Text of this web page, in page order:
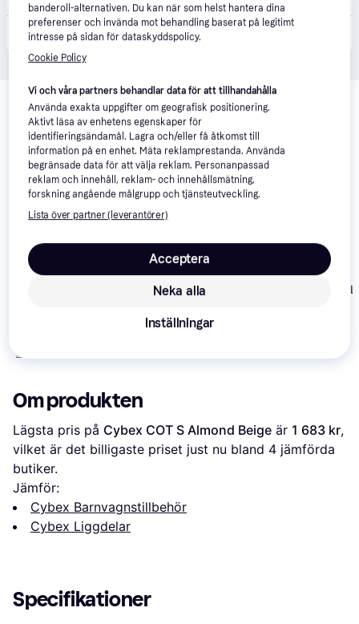
Relaterade produkter
Vi har plockat fram ett urval av produkter som kanske skulle
intressera dig. Visa alla
Trendande
Från 423 kr/mån
Liggdel Lux Soft
Taupe Beige Sand
Cybex Cot S
Om produkten
Lägsta pris på Cybex COT S Almond Beige är 1 683 kr,
vilket är det billigaste priset just nu bland 4 jämförda
butiker.
Jämför:
Cybex Barnvagnstillbehör
Cybex Liggdelar
Specifikationer
banderoll-alternativen. Du kan när som helst hantera dina
preferenser och invända mot behandling baserat på legitimt
intresse på sidan för dataskyddspolicy.
Cookie Policy
Vi och våra partners behandlar data för att tillhandahålla
Använda exakta uppgifter om geografisk positionering.
Aktivt läsa av enhetens egenskaper för
identifieringsändamål. Lagra och/eller få åtkomst till
information på en enhet. Mäta reklamprestanda. Använda
begränsade data för att välja reklam. Personanpassad
reklam och innehåll, reklam- och innehållsmätning,
forskning angående målgrupp och tjänsteutveckling.
Lista över partner (leverantörer)
Neka alla
Acceptera
Inställningar